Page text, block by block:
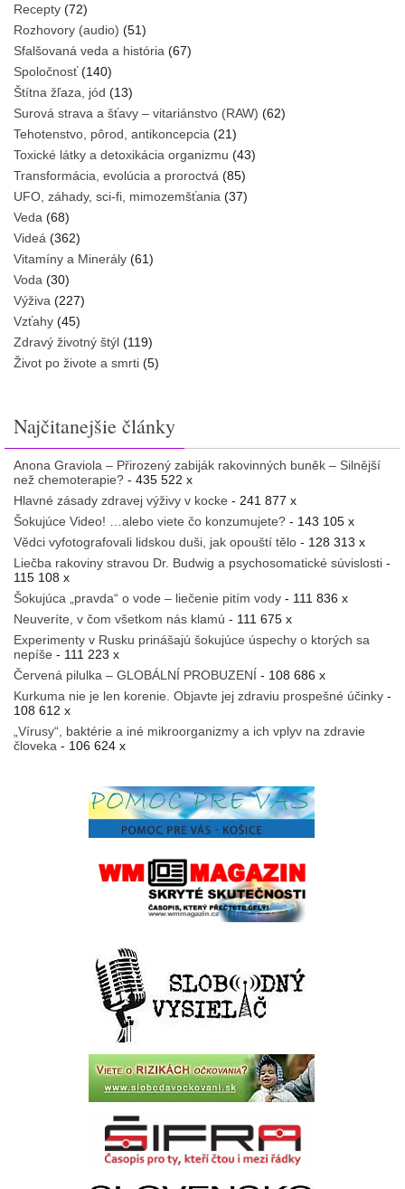
Recepty (72)
Rozhovory (audio) (51)
Sfalšovaná veda a história (67)
Spoločnosť(140)
Štítna žľaza, jód (13)
Surová strava a šťavy – vitariánstvo (RAW) (62)
Tehotenstvo, pôrod, antikoncepcia (21)
Toxické látky a detoxikácia organizmu (43)
Transformácia, evolúcia a proroctvá (85)
UFO, záhady, sci-fi, mimozemšťania (37)
Veda (68)
Videá (362)
Vitamíny a Minerály (61)
Voda (30)
Výživa (227)
Vzťahy (45)
Zdravý životný štýl (119)
Život po živote a smrti (5)
Najčitanejšie články
Anona Graviola – Přirozený zabiják rakovinných buněk – Silnější
než chemoterapie? - 435 522 x
Hlavné zásady zdravej výživy v kocke - 241 877 x
Šokujúce Video! …alebo viete čo konzumujete? - 143 105 x
Vědci vyfotografovali lidskou duši, jak opouští tělo - 128 313 x
Liečba rakoviny stravou Dr. Budwig a psychosomatické súvislosti -
115 108 x
Šokujúca „pravda“ o vode – liečenie pitím vody - 111 836 x
Neuveríte, v čom všetkom nás klamú - 111 675 x
Experimenty v Rusku prinášajú šokujúce úspechy o ktorých sa
nepíše - 111 223 x
Červená pilulka – GLOBÁLNÍ PROBUZENÍ - 108 686 x
Kurkuma nie je len korenie. Objavte jej zdraviu prospešné účinky -
108 612 x
„Vírusy“, baktérie a iné mikroorganizmy a ich vplyv na zdravie
človeka - 106 624 x